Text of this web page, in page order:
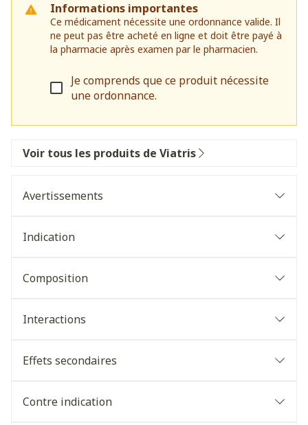
Informations importantes
Ce médicament nécessite une ordonnance valide. Il
ne peut pas être acheté en ligne et doit être payé à
la pharmacie après examen par le pharmacien.
Je comprends que ce produit nécessite
une ordonnance.
Voir tous les produits de Viatris
Avertissements
Indication
Composition
Interactions
Effets secondaires
Contre indication